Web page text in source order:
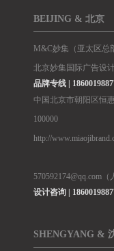
BEIJING & 北京
M&C妙集（亚太区总
北京妙集国际广告设
品牌专线 |
中国北京市朝阳区恒
100000
http://
570592174@qq.com（
设计咨询 |
SHENGYANG &